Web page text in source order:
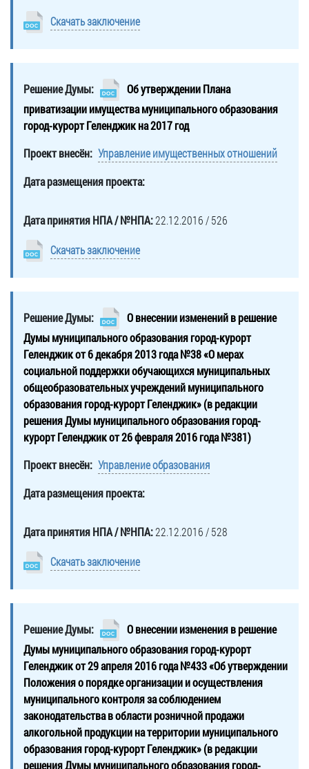
Скачать заключение
Решение Думы:
Об утверждении Плана
приватизации имущества муниципального образования
город-курорт Геленджик на 2017 год
Проект внесён: Управление имущественных отношений
Дата размещения проекта:
Дата принятия НПА / №НПА:22.12.2016 / 526
Скачать заключение
Решение Думы:
О внесении изменений в решение
Думы муниципального образования город-курорт
Геленджик от 6 декабря 2013 года №38 «О мерах
социальной поддержки обучающихся муниципальных
общеобразовательных учреждений муниципального
образования город-курорт Геленджик» (в редакции
решения Думы муниципального образования город-
курорт Геленджик от 26 февраля 2016 года №381)
Проект внесён: Управление образования
Дата размещения проекта:
Дата принятия НПА / №НПА:22.12.2016 / 528
Скачать заключение
Решение Думы:
О внесении изменения в решение
Думы муниципального образования город-курорт
Геленджик от 29 апреля 2016 года №433 «Об утверждении
Положения о порядке организации и осуществления
муниципального контроля за соблюдением
законодательства в области розничной продажи
алкогольной продукции на территории муниципального
образования город-курорт Геленджик» (в редакции
решения Думы муниципального образования город-